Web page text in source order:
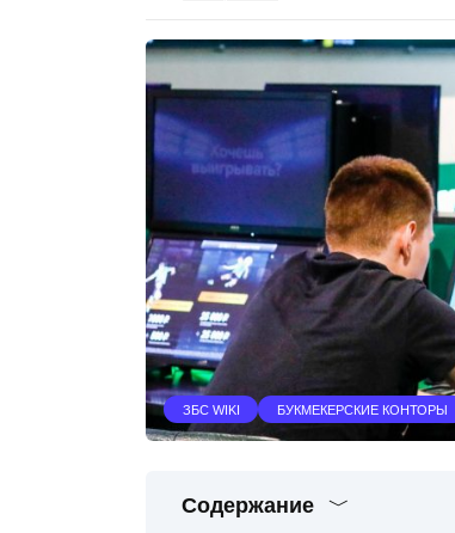
ЗБС WIKI БУКМЕКЕРСКИЕ КОНТОРЫ
Содержание